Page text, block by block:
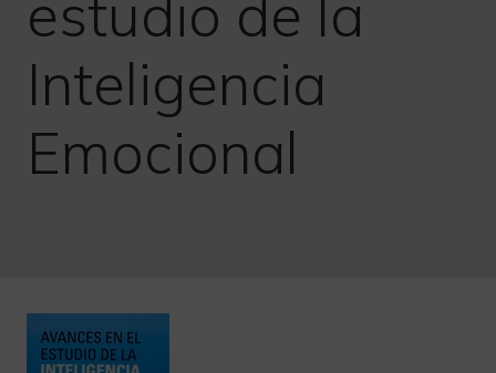
estudio de la
Inteligencia
Emocional